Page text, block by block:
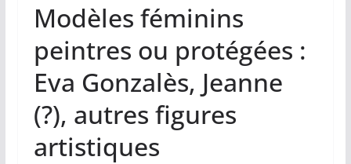
Modèles féminins
peintres ou protégées :
Eva Gonzalès, Jeanne
(?), autres figures
artistiques